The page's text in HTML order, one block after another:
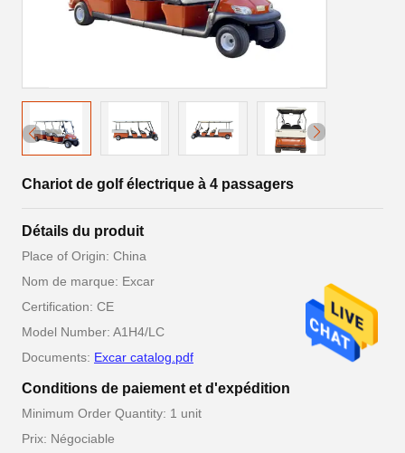
Chariot de golf électrique à 4 passagers
Détails du produit
Place of Origin: China
Nom de marque: Excar
Certification: CE
Model Number: A1H4/LC
Documents: Excar catalog.pdf
Conditions de paiement et d'expédition
Minimum Order Quantity: 1 unit
Prix: Négociable